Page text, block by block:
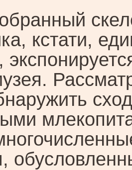
кстати,